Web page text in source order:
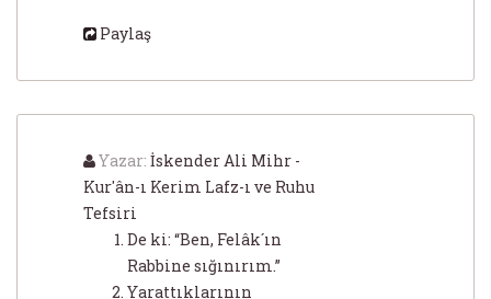
Paylaş
Yazar: İskender Ali Mihr -
Kur'ân-ı Kerim Lafz-ı ve Ruhu
Tefsiri
De ki: “Ben, Felâk´ın
Rabbine sığınırım.”
Yarattıklarının